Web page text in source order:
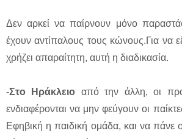
Δεν αρκεί να παίρνουν μόνο
έχουν αντίπαλους τους κώνους.Για να
χρήζει απαραίτητη, αυτή η διαδικασία.
-Στο Ηράκλειο από την άλλη, οι
ενδιαφέρονται να μην φεύγουν οι
Εφηβική η παιδική ομάδα, και να πάνε